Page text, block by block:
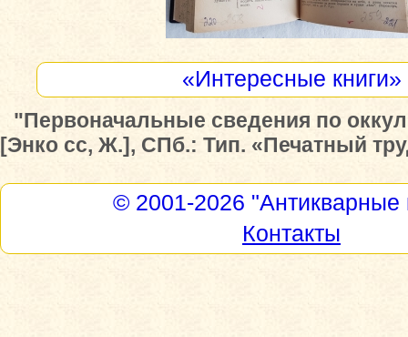
«Интересные книги»
"Первоначальные сведения по
[Энко сс, Ж.], СПб.: Тип. «Печатный
© 2001-2026 "Антикварные
Контакты